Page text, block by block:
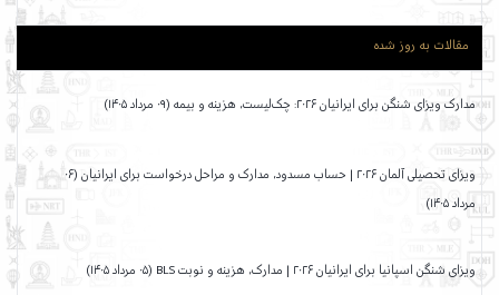
مقالات به روز شده
مدارک ویزای شنگن برای ایرانیان ۲۰۲۶: چک‌لیست، هزینه و بیمه (۰۹ مرداد ۱۴۰۵)
ویزای تحصیلی آلمان ۲۰۲۶ | حساب مسدود، مدارک و مراحل درخواست برای ایرانیان (۰۶
مرداد ۱۴۰۵)
ویزای شنگن اسپانیا برای ایرانیان ۲۰۲۶ | مدارک، هزینه و نوبت BLS (۰۵ مرداد ۱۴۰۵)